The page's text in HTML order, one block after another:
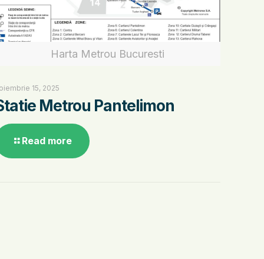
Harta Metrou Bucuresti
15, 2025
Metrou Pantelimon
Read more